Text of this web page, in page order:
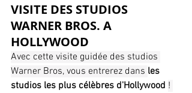
VISITE DES STUDIOS
WARNER BROS. A
HOLLYWOOD
Avec cette visite guidée des studios
Warner Bros, vous entrerez dans les
studios les plus célèbres d'Hollywood !